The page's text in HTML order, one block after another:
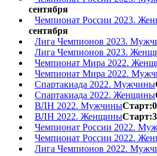
сентября
Чемпионат России 2023.
сентября
Лига Чемпионов 2023.
Лига Чемпионов 2023.
Чемпионат Мира 2022.
Чемпионат Мира 2022.
Спартакиада 2022. Мужчины
Спартакиада 2022. Женщины
ВЛН 2022. Мужчины
ВЛН 2022. Женщины
Чемпионат России 2022.
Чемпионат России 2022.
Лига Чемпионов 2022.